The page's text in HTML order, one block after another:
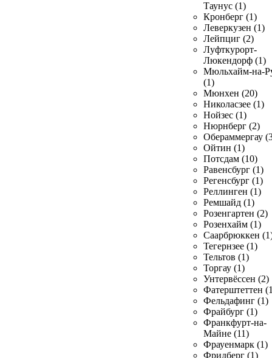
Таунус (1)
Кронберг (1)
Леверкузен (1)
Лейпциг (2)
Луфткурорт-
Люкендорф (1)
Мюльхайм-на-
(1)
Мюнхен (20)
Николасзее (1)
Нойзес (1)
Нюрнберг (2)
Обераммергау
Ойтин (1)
Потсдам (10)
Равенсбург (1)
Регенсбург (1)
Реллинген (1)
Ремшайд (1)
Розенгартен (2)
Розенхайм (1)
Саарбрюккен
Тегернзее (1)
Тельтов (1)
Торгау (1)
Унтервёссен (2)
Фатерштеттен
Фельдафинг (1)
Фрайбург (1)
Франкфурт-на-
Майне (11)
Фрауенмарк (1)
Фридберг (1)